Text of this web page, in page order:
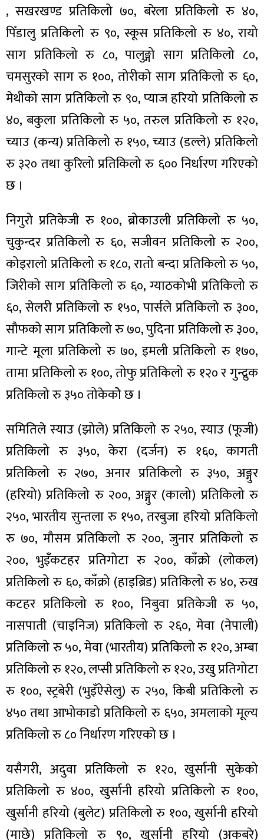
, सखरखण्ड प्रतिकिलो ७०, बरेला प्रतिकिलो रु ४०,
पिँडालु प्रतिकिलो रु ९०, स्कूस प्रतिकिलो रु ४०, रायो
साग प्रतिकिलो रु ८०, पालुङ्गो साग प्रतिकिलो ८०,
चमसुरको साग रु १००, तोरीको साग प्रतिकिलो रु ६०,
मेथीको साग प्रतिकिलो रु ९०, प्याज हरियो प्रतिकिलो रु
४०, बकुला प्रतिकिलो रु ५०, तरुल प्रतिकिलो रु १२०,
च्याउ (कन्य) प्रतिकिलो रु १५०, च्याउ (डल्ले) प्रतिकिलो
रु ३२० तथा कुरिलो प्रतिकिलो रु ६०० निर्धारण गरिएको
छ ।
निगुरो प्रतिकेजी रु १००, ब्रोकाउली प्रतिकिलो रु ५०,
चुकुन्दर प्रतिकिलो रु ६०, सजीवन प्रतिकिलो रु २००,
कोइरालो प्रतिकिलो रु १८०, रातो बन्दा प्रतिकिलो रु ५०,
जिरीको साग प्रतिकिलो रु ६०, ग्याठकोभी प्रतिकिलो रु
६०, सेलरी प्रतिकिलो रु १५०, पार्सले प्रतिकिलो रु ३००,
सौफको साग प्रतिकिलो रु ७०, पुदिना प्रतिकिलो रु ३००,
गान्टे मूला प्रतिकिलो रु ७०, इमली प्रतिकिलो रु १७०,
तामा प्रतिकिलो रु १००, तोफु प्रतिकिलो रु १२० र गुन्द्रुक
प्रतिकिलो रु ३५० तोकेकोे छ ।
समितिले स्याउ (झोले) प्रतिकिलो रु २५०, स्याउ (फूजी)
प्रतिकिलो रु ३५०, केरा (दर्जन) रु १६०, कागती
प्रतिकिलो रु २७०, अनार प्रतिकिलो रु ३५०, अङ्गुर
(हरियो) प्रतिकिलो रु २००, अङ्गुर (कालो) प्रतिकिलो रु
२५०, भारतीय सुन्तला रु १५०, तरबुजा हरियो प्रतिकिलो
रु ७०, मौसम प्रतिकिलो रु २००, जुनार प्रतिकिलो रु
२००, भुइँकटहर प्रतिगोटा रु २००, काँक्रो (लोकल)
प्रतिकिलो रु ६०, काँक्रो (हाइब्रिड) प्रतिकिलो रु ४०, रुख
कटहर प्रतिकिलो रु १००, निबुवा प्रतिकेजी रु ५०,
नासपाती (चाइनिज) प्रतिकिलो रु २६०, मेवा (नेपाली)
प्रतिकिलो रु ५०, मेवा (भारतीय) प्रतिकिलो रु १२०, अम्बा
प्रतिकिलो रु १२०, लप्सी प्रतिकिलो रु १२०, उखु प्रतिगोटा
रु १००, स्ट्रबेरी (भुइँऐसेलु) रु २५०, किबी प्रतिकिलो रु
४५० तथा आभोकाडो प्रतिकिलो रु ६५०, अमलाको मूल्य
प्रतिकिलो रु ८० निर्धारण गरिएको छ ।
यसैगरी, अदुवा प्रतिकिलो रु १२०, खुर्सानी सुकेको
प्रतिकिलो रु ४००, खुर्सानी हरियो प्रतिकिलो रु १००,
खुर्सानी हरियो (बुलेट) प्रतिकिलो रु १००, खुर्सानी हरियो
(माछे) प्रतिकिलो रु ९०, खुर्सानी हरियो (अकबरे)